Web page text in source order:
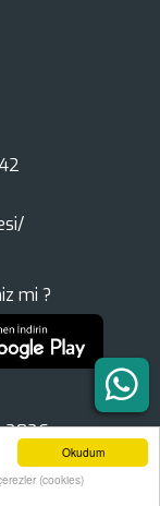
Okudum
(cookies)
mi ?
2026